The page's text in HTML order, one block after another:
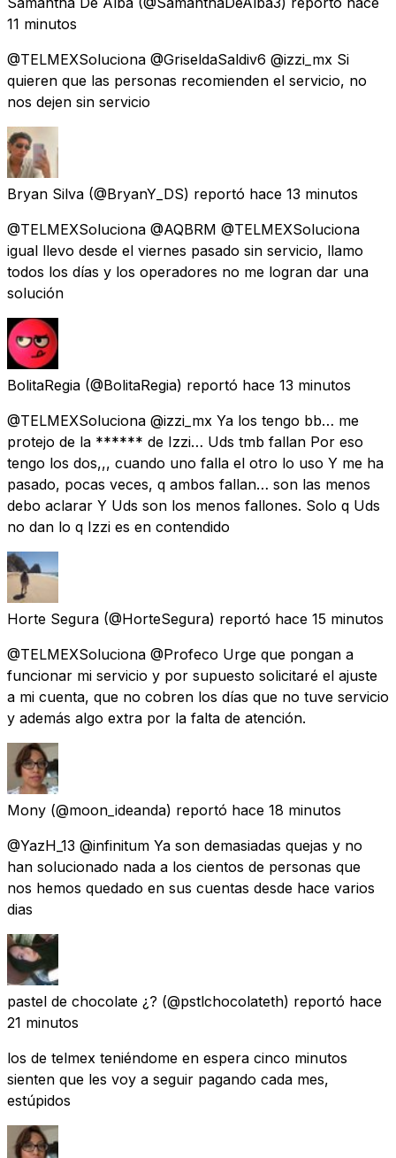
11 minutos
@TELMEXSoluciona @GriseldaSaldiv6 @izzi_mx Si
quieren que las personas recomienden el servicio, no
nos dejen sin servicio
Bryan Silva (@BryanY_DS) reportó hace 13 minutos
@TELMEXSoluciona @AQBRM @TELMEXSoluciona
igual llevo desde el viernes pasado sin servicio, llamo
todos los días y los operadores no me logran dar una
solución
BolitaRegia (@BolitaRegia) reportó hace 13 minutos
@TELMEXSoluciona @izzi_mx Ya los tengo bb… me
protejo de la ****** de Izzi… Uds tmb fallan Por eso
tengo los dos,,, cuando uno falla el otro lo uso Y me ha
pasado, pocas veces, q ambos fallan… son las menos
debo aclarar Y Uds son los menos fallones. Solo q Uds
no dan lo q Izzi es en contendido
Horte Segura (@HorteSegura) reportó hace 15 minutos
@TELMEXSoluciona @Profeco Urge que pongan a
funcionar mi servicio y por supuesto solicitaré el ajuste
a mi cuenta, que no cobren los días que no tuve servicio
y además algo extra por la falta de atención.
Mony (@moon_ideanda) reportó hace 18 minutos
@YazH_13 @infinitum Ya son demasiadas quejas y no
han solucionado nada a los cientos de personas que
nos hemos quedado en sus cuentas desde hace varios
dias
pastel de chocolate ¿? (@pstlchocolateth) reportó hace
21 minutos
los de telmex teniéndome en espera cinco minutos
sienten que les voy a seguir pagando cada mes,
estúpidos